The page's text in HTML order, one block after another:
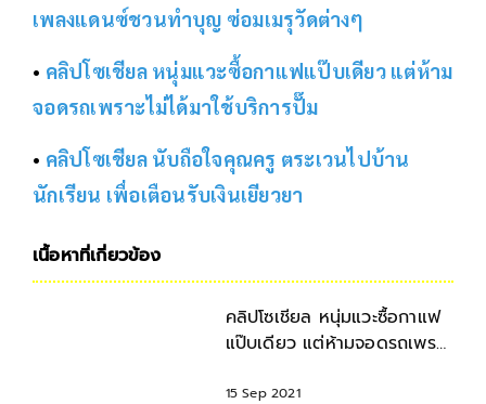
เพลงแดนซ์ชวนทำบุญ ซ่อมเมรุวัดต่างๆ
• คลิปโซเชียล หนุ่มแวะซื้อกาแฟแป๊บเดียว แต่ห้าม
จอดรถเพราะไม่ได้มาใช้บริการปั๊ม
• คลิปโซเชียล นับถือใจคุณครู ตระเวนไปบ้าน
นักเรียน เพื่อเตือนรับเงินเยียวยา
เนื้อหาที่เกี่ยวข้อง
คลิปโซเชียล หนุ่มแวะซื้อกาแฟ
แป๊บเดียว แต่ห้ามจอดรถเพราะ
15 Sep 2021